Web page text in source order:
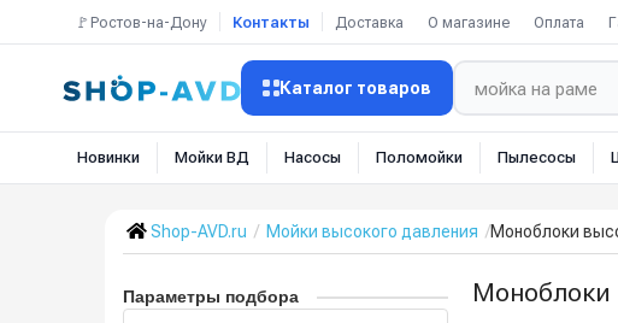
🚩Ростов-на-Дону Контакты Доставка О магазине Оплата
Каталог товаров
Новинки Мойки ВД Насосы Поломойки Пылесосы
Shop-AVD.ru Мойки высокого давления Моноблоки
Параметры подбора
Моноблоки